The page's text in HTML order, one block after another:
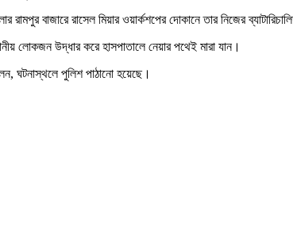
বাজারে রাসেল মিয়ার ওয়ার্কশপের দোকানে তার নিজের
লোকজন উদ্ধার করে হাসপাতালে নেয়ার পথেই মারা যান।
ঘটনাস্থলে পুলিশ পাঠানো হয়েছে।